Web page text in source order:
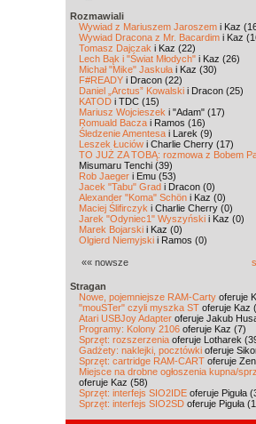
Rozmawiali
Wywiad z Mariuszem Jaroszem i Kaz
Wywiad Dracona z Mr. Bacardim i Kaz
Tomasz Dajczak i Kaz (22)
Lech Bąk i "Świat Młodych" i Kaz (26)
Michał "Mike" Jaskuła i Kaz (30)
F#READY i Dracon (22)
Daniel „Arctus” Kowalski i Dracon (25)
KATOD i TDC (15)
Mariusz Wojcieszek i "Adam" (17)
Romuald Bacza i Ramos (16)
Śledzenie Amentesa i Larek (9)
Leszek Łuciów i Charlie Cherry (17)
TO JUŻ ZA TOBĄ: rozmowa z Bobem
Misumaru Tenchi (39)
Rob Jaeger i Emu (53)
Jacek "Tabu" Grad i Dracon (0)
Alexander "Koma" Schön i Kaz (0)
Maciej Ślifirczyk i Charlie Cherry (0)
Jarek "Odyniec1" Wyszyński i Kaz (0)
Marek Bojarski i Kaz (0)
Olgierd Niemyjski i Ramos (0)
«« nowsze
Stragan
Nowe, pojemniejsze RAM-Carty oferuje
"mouSTer" czyli myszka ST oferuje Kaz
Atari USBJoy Adapter oferuje Jakub
Programy: Kolony 2106 oferuje Kaz (7)
Sprzęt: rozszerzenia oferuje Lotharek
Gadżety: naklejki, pocztówki oferuje
Sprzęt: cartridge RAM-CART oferuje
Miejsce na drobne ogłoszenia kupna/
oferuje Kaz (58)
Sprzęt: interfejs SIO2IDE oferuje Piguła
Sprzęt: interfejs SIO2SD oferuje Piguła